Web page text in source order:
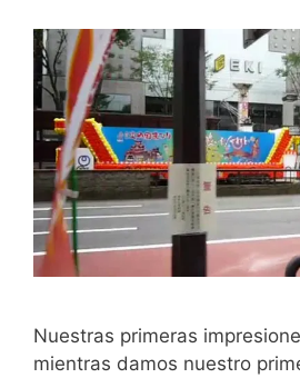
Nuestras primeras
mientras damos nuestro